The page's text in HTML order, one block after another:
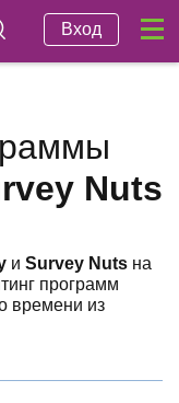
Вход
Nuts
и Survey Nuts на
программ
времени из